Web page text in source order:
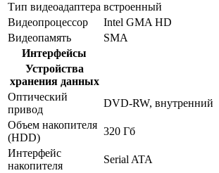
Тип видеоадаптера встроенный
Видеопроцессор
Intel GMA HD
Видеопамять
SMA
Интерфейсы
Устройства
хранения данных
Оптический
привод
DVD-RW, внутренний
Объем накопителя
(HDD)
320 Гб
Интерфейс
накопителя
Serial ATA